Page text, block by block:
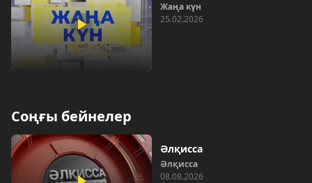
Жаңа күн
25.02.2026
Соңғы бейнелер
Әлқисса
Әлқисса
08.08.2026